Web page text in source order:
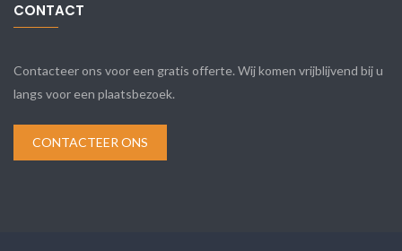
CONTACT
Contacteer ons voor een gratis offerte. Wij komen vrijblijvend bij u
langs voor een plaatsbezoek.
CONTACTEER ONS